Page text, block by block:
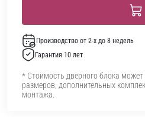
Производство от 2-х до 8 недель
Гарантия 10 лет
* Стоимость дверного блока
размеров, дополнительных
монтажа.